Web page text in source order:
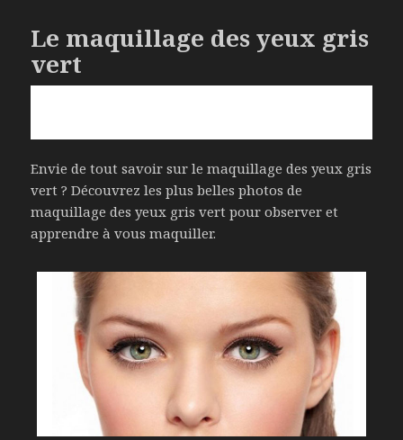
Le maquillage des yeux gris
vert
Envie de tout savoir sur le maquillage des yeux gris
vert ? Découvrez les plus belles photos de
maquillage des yeux gris vert pour observer et
apprendre à vous maquiller.